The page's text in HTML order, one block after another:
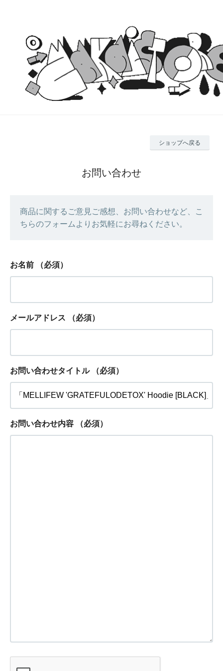
ショップへ戻る
お問い合わせ
商品に関するご意見ご感想、お問い合わせなど、こ
ちらのフォームよりお気軽にお尋ねください。
お名前 （必須）
メールアドレス （必須）
お問い合わせタイトル （必須）
お問い合わせ内容 （必須）